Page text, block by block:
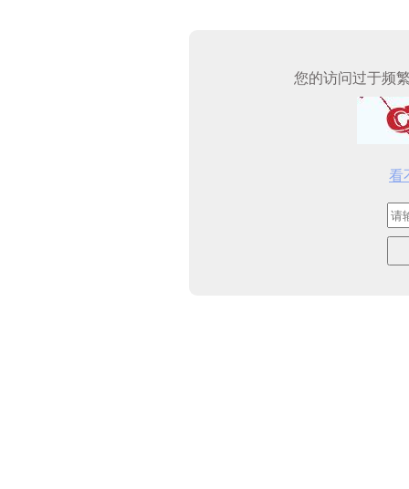
您的访问过于频
看